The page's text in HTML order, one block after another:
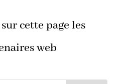
cette page les
web